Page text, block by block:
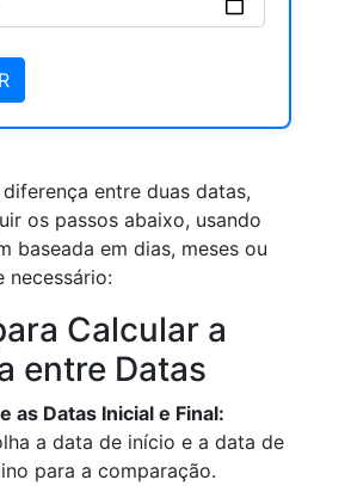
entre duas datas,
os passos abaixo, usando
baseada em dias, meses ou
necessário:
Calcular a
entre Datas
as Datas Inicial e Final:
a data de início e a data de
para a comparação.